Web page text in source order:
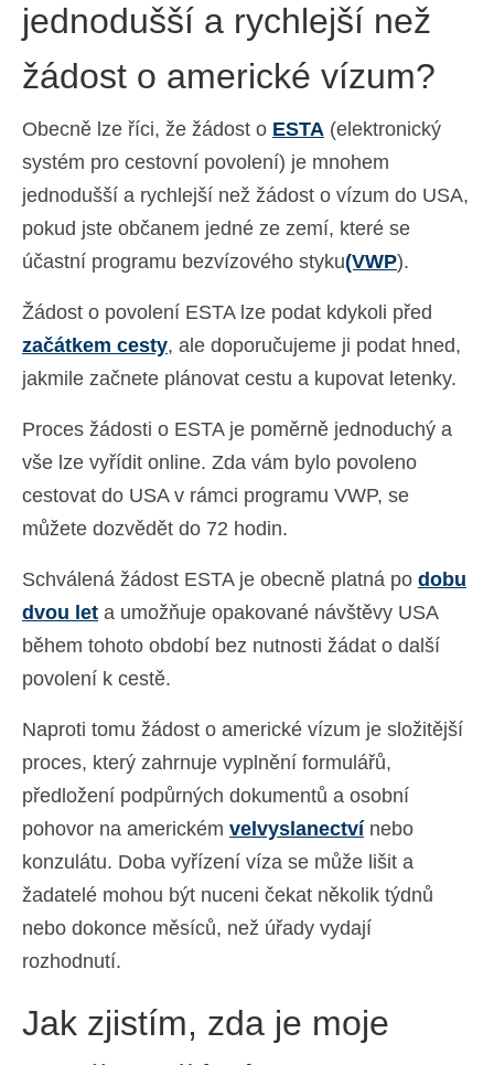
Slovenščina(Slovinština )
Španělský )
jednodušší a rychlejší než
žádost o americké vízum?
Obecně lze říci, že žádost o ESTA (elektronický
systém pro cestovní povolení) je mnohem
jednodušší a rychlejší než žádost o vízum do USA,
pokud jste občanem jedné ze zemí, které se
účastní programu bezvízového styku(VWP).
Žádost o povolení ESTA lze podat kdykoli před
začátkem cesty, ale doporučujeme ji podat hned,
jakmile začnete plánovat cestu a kupovat letenky.
Proces žádosti o ESTA je poměrně jednoduchý a
vše lze vyřídit online. Zda vám bylo povoleno
cestovat do USA v rámci programu VWP, se
můžete dozvědět do 72 hodin.
Schválená žádost ESTA je obecně platná po dobu
dvou let a umožňuje opakované návštěvy USA
během tohoto období bez nutnosti žádat o další
povolení k cestě.
Naproti tomu žádost o americké vízum je složitější
proces, který zahrnuje vyplnění formulářů,
předložení podpůrných dokumentů a osobní
pohovor na americkém velvyslanectví nebo
konzulátu. Doba vyřízení víza se může lišit a
žadatelé mohou být nuceni čekat několik týdnů
nebo dokonce měsíců, než úřady vydají
rozhodnutí.
Jak zjistím, zda je moje